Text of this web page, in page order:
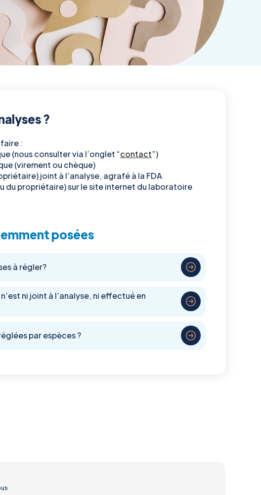
?
:
(nous consulter via l’onglet “contact”)
(virement ou chèque)
joint à l’analyse, agrafé à la FDA
du propriétaire)sur le site internet du laboratoire
posées
à régler?
ni joint à l’analyse, ni effectué en
par espèces ?